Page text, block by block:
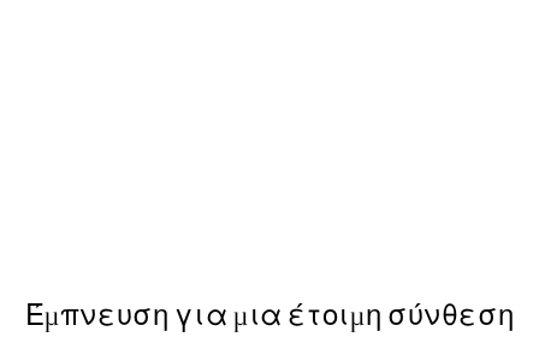
Έμπνευση για μια έτοιμη σύνθεση